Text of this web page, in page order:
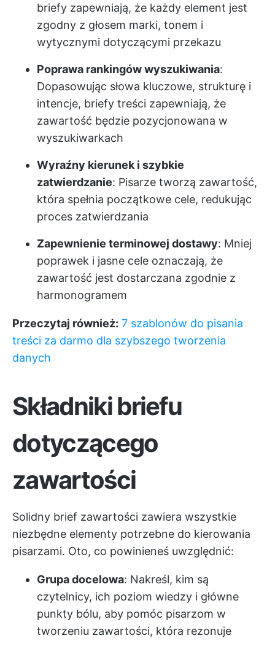
briefy zapewniają, że każdy element jest
zgodny z głosem marki, tonem i
wytycznymi dotyczącymi przekazu
Poprawa rankingów wyszukiwania:
Dopasowując słowa kluczowe, strukturę i
intencje, briefy treści zapewniają, że
zawartość będzie pozycjonowana w
wyszukiwarkach
Wyraźny kierunek i szybkie
zatwierdzanie: Pisarze tworzą zawartość,
która spełnia początkowe cele, redukując
proces zatwierdzania
Zapewnienie terminowej dostawy: Mniej
poprawek i jasne cele oznaczają, że
zawartość jest dostarczana zgodnie z
harmonogramem
Przeczytaj również: 7 szablonów do pisania
treści za darmo dla szybszego tworzenia
danych
Składniki briefu
dotyczącego
zawartości
Solidny brief zawartości zawiera wszystkie
niezbędne elementy potrzebne do kierowania
pisarzami. Oto, co powinieneś uwzględnić:
Grupa docelowa: Nakreśl, kim są
czytelnicy, ich poziom wiedzy i główne
punkty bólu, aby pomóc pisarzom w
tworzeniu zawartości, która rezonuje